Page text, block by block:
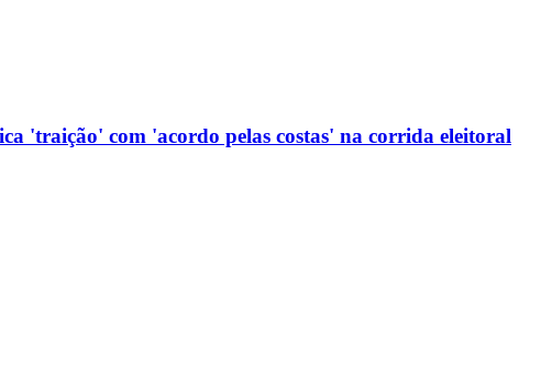
'traição' com 'acordo pelas costas' na corrida eleitoral